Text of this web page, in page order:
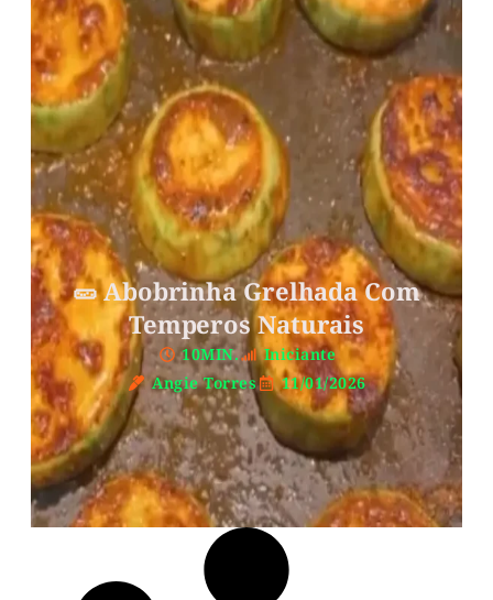
🥒 Abobrinha Grelhada Com
Temperos Naturais
10MIN.
Iniciante
Angie Torres
11/01/2026